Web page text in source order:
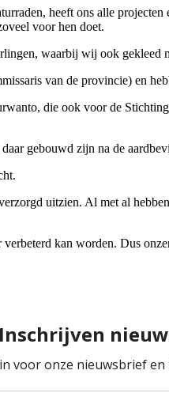
heeft ons alle
voor hen doet.
waarbij wij ook gekleed
van de provincie) en
die ook voor de
gebouwd zijn na de
uitzien. Al met al
kan worden. Dus